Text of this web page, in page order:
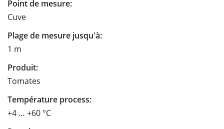
Point de mesure:
Cuve
Plage de mesure jusqu'à:
1 m
Produit:
Tomates
Température process:
+4 … +60 °C